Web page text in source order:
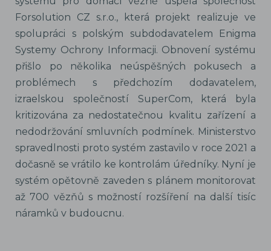
Forsolution CZ s.r.o., která projekt realizuje ve
spolupráci s polským subdodavatelem Enigma
Systemy Ochrony Informacji. Obnovení systému
přišlo po několika neúspěšných pokusech a
problémech s předchozím dodavatelem,
izraelskou společností SuperCom, která byla
kritizována za nedostatečnou kvalitu zařízení a
nedodržování smluvních podmínek. Ministerstvo
spravedlnosti proto systém zastavilo v roce 2021 a
dočasně se vrátilo ke kontrolám úředníky. Nyní je
systém opětovně zaveden s plánem monitorovat
až 700 vězňů s možností rozšíření na další tisíc
náramků v budoucnu.